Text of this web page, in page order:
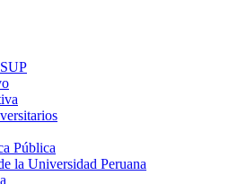
Pública
la Universidad Peruana